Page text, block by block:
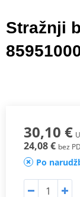
Stražnji
30,10 €
24,08 € bez
Po